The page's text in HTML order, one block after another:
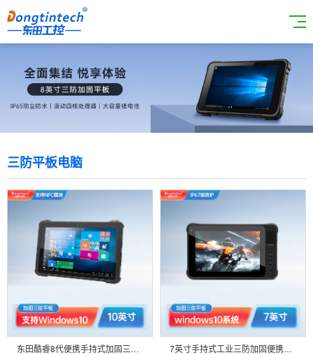
三防平板电脑
东田酷睿8代便携手持式加固三防平板电脑10.1英寸支持Windows双频WIFI防爆 DTZ-I1008E 7英寸手持式工业三防加固便携笔记本平板电脑支持Win10系统身份证识别ip67 DTZ-I0708E